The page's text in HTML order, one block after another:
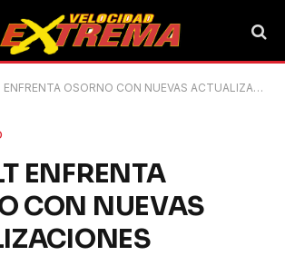
OSORNO CON NUEVAS ACTUALIZACIONES
ENFRENTA
CON NUEVAS